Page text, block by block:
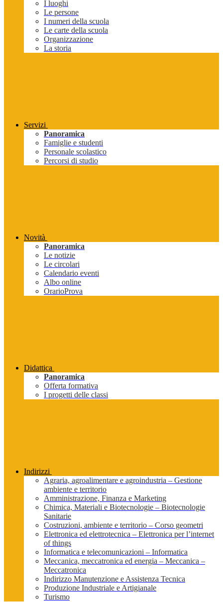
I luoghi
Le persone
I numeri della scuola
Le carte della scuola
Organizzazione
La storia
Servizi
Panoramica
Famiglie e studenti
Personale scolastico
Percorsi di studio
Novità
Panoramica
Le notizie
Le circolari
Calendario eventi
Albo online
OrarioProva
Didattica
Panoramica
Offerta formativa
I progetti delle classi
Indirizzi
Agraria, agroalimentare e agroindustria – Gestione
ambiente e territorio
Amministrazione, Finanza e Marketing
Chimica, Materiali e Biotecnologie – Biotecnologie
Sanitarie
Costruzioni, ambiente e territorio – Corso geometri
Elettronica ed elettrotecnica – Elettronica per l’internet
of things
Informatica e telecomunicazioni – Informatica
Meccanica, meccatronica ed energia – Meccanica –
Meccatronica
Indirizzo Manutenzione e Assistenza Tecnica
Produzione Industriale e Artigianale
Turismo